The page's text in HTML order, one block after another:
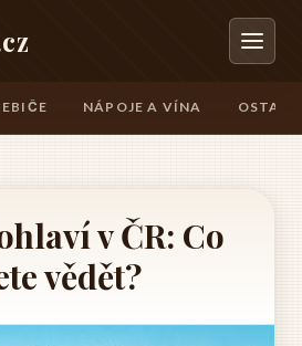
NÁPOJE A VÍNA
v ČR: Co
vědět?